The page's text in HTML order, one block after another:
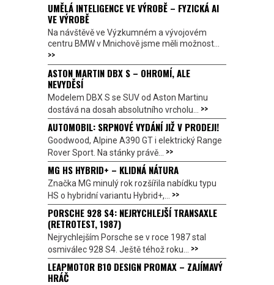
UMĚLÁ INTELIGENCE VE VÝROBĚ – FYZICKÁ AI
VE VÝROBĚ
Na návštěvě ve Výzkumném a vývojovém
centru BMW v Mnichově jsme měli možnost...
>>
ASTON MARTIN DBX S – OHROMÍ, ALE
NEVYDĚSÍ
Modelem DBX S se SUV od Aston Martinu
dostává na dosah absolutního vrcholu... >>
AUTOMOBIL: SRPNOVÉ VYDÁNÍ JIŽ V PRODEJI!
Goodwood, Alpine A390 GT i elektrický Range
Rover Sport. Na stánky právě... >>
MG HS HYBRID+ – KLIDNÁ NÁTURA
Značka MG minulý rok rozšířila nabídku typu
HS o hybridní variantu Hybrid+,... >>
PORSCHE 928 S4: NEJRYCHLEJŠÍ TRANSAXLE
(RETROTEST, 1987)
Nejrychlejším Porsche se v roce 1987 stal
osmiválec 928 S4. Ještě téhož roku... >>
LEAPMOTOR B10 DESIGN PROMAX – ZAJÍMAVÝ
HRÁČ